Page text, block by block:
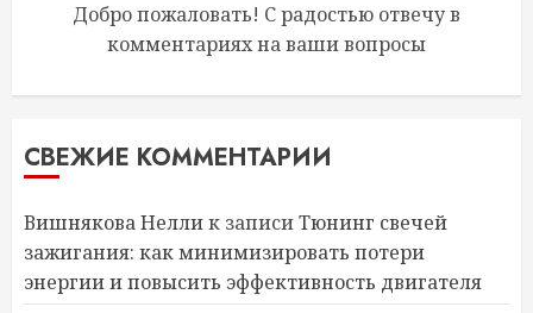
Добро пожаловать! С радостью отвечу в
комментариях на ваши вопросы
СВЕЖИЕ КОММЕНТАРИИ
Вишнякова Неллик записиТюнинг свечей
зажигания: как минимизировать потери
энергии и повысить эффективность двигателя